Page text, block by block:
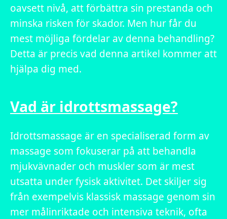
oavsett nivå, att förbättra sin prestanda och
minska risken för skador. Men hur får du
mest möjliga fördelar av denna behandling?
Detta är precis vad denna artikel kommer att
hjälpa dig med.
Vad är idrottsmassage?
Idrottsmassage är en specialiserad form av
massage som fokuserar på att behandla
mjukvävnader och muskler som är mest
utsatta under fysisk aktivitet. Det skiljer sig
från exempelvis klassisk massage genom sin
mer målinriktade och intensiva teknik, ofta